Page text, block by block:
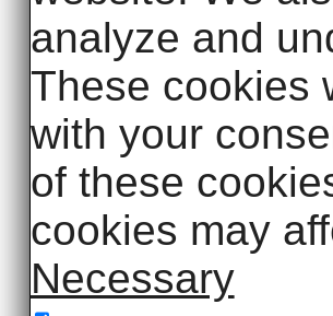
analyze and
These cookies
with your
of these
cookies may
Necessary